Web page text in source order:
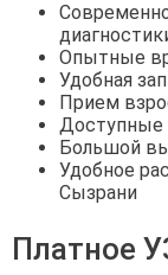
Опытные
Удобная
Прием
Доступные
Большой
Удобное
Сызрани
Платное